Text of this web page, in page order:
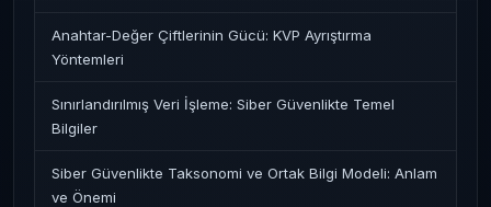
Anahtar-Değer Çiftlerinin Gücü: KVP Ayrıştırma
Yöntemleri
Sınırlandırılmış Veri İşleme: Siber Güvenlikte Temel
Bilgiler
Siber Güvenlikte Taksonomi ve Ortak Bilgi Modeli: Anlam
ve Önemi